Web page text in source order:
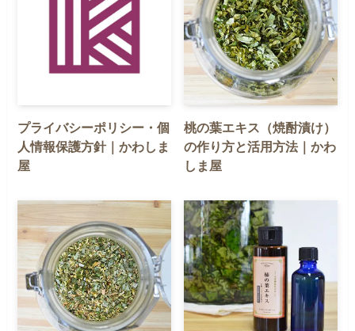
プライバシーポリシー・個
人情報保護方針｜かわしま
屋
桃の葉エキス（焼酎漬け）
の作り方と活用方法｜かわ
しま屋